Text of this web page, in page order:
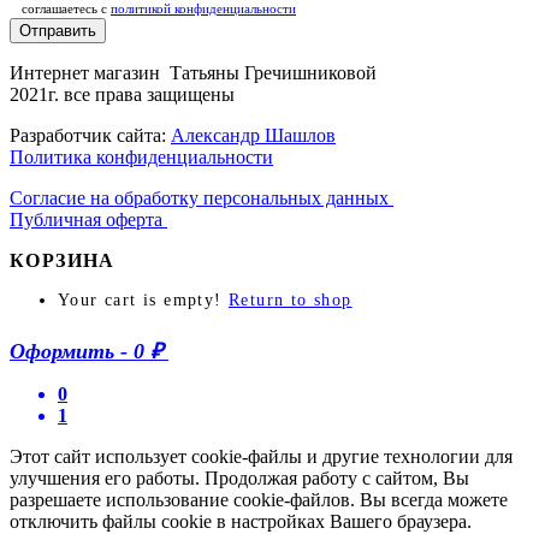
соглашаетесь c политикой конфиденциальности
Отправить
Интернет магазин Татьяны Гречишниковой
2021г. все права защищены
Разработчик сайта: Александр Шашлов
Политика конфиденциальности
Согласие на обработку персональных данных
Публичная оферта
КОРЗИНА
Your cart is empty! Return to shop
Оформить - 0 ₽
0
1
Этот сайт использует cookie-файлы и другие технологии для
улучшения его работы. Продолжая работу с сайтом, Вы
разрешаете использование cookie-файлов. Вы всегда можете
отключить файлы cookie в настройках Вашего браузера.